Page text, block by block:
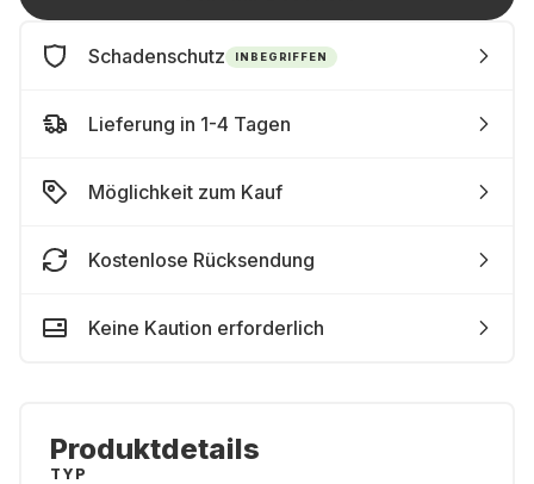
Schadenschutz INBEGRIFFEN
Lieferung in 1-4 Tagen
Möglichkeit zum Kauf
Kostenlose Rücksendung
Keine Kaution erforderlich
Produktdetails
TYP